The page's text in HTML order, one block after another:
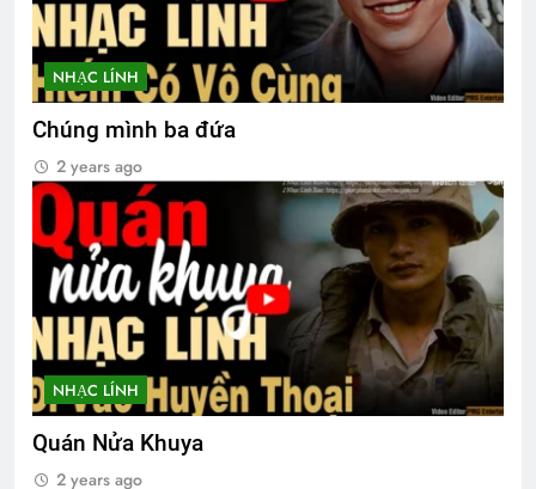
NHẠC LÍNH
Chúng mình ba đứa
2 years ago
NHẠC LÍNH
Quán Nửa Khuya
2 years ago